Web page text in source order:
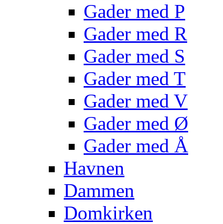
Gader med P
Gader med R
Gader med S
Gader med T
Gader med V
Gader med Ø
Gader med Å
Havnen
Dammen
Domkirken